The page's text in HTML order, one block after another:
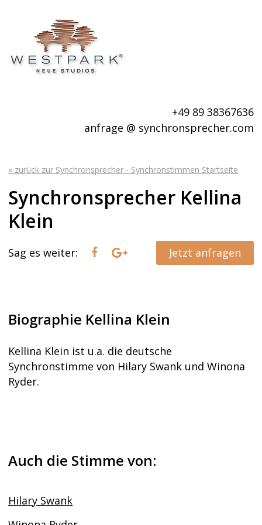
+49 89 38367636
anfrage @ synchronsprecher.com
« zurück zur Synchronsprecher - Synchronstimmen Startseite
Synchronsprecher Kellina
Klein
Sag es weiter: Jetzt anfragen
Biographie Kellina Klein
Kellina Klein ist u.a. die deutsche
Synchronstimme von Hilary Swank und Winona
Ryder.
Auch die Stimme von:
Hilary Swank